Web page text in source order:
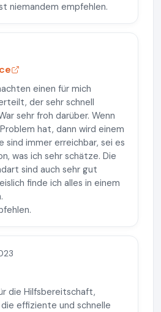
niemandem empfehlen.
einen für mich
der sehr schnell
sehr froh darüber. Wenn
hat, dann wird einem
sind immer erreichbar, sei es
was ich sehr schätze. Die
sind auch sehr gut
finde ich alles in einem
die Hilfsbereitschaft,
effiziente und schnelle